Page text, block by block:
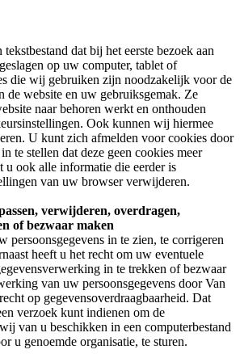
dat bij het eerste bezoek aan
op uw computer, tablet of
die wij gebruiken zijn noodzakelijk voor de
de website en uw gebruiksgemak. Ze
naar behoren werkt en onthouden
Ook kunnen wij hiermee
U kunt zich afmelden voor cookies door
te stellen dat deze geen cookies meer
u ook alle informatie die eerder is
van uw browser verwijderen.
verwijderen, overdragen,
of bezwaar maken
persoonsgegevens in te zien, te corrigeren
heeft u het recht om uw eventuele
in te trekken of bezwaar
van uw persoonsgegevens door Van
op gegevensoverdraagbaarheid. Dat
verzoek kunt indienen om de
van u beschikken in een computerbestand
u genoemde organisatie, te sturen.